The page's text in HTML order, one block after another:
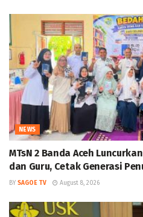
NEWS
MTsN 2 Banda Aceh
dan Guru, Cetak Generasi
BY SAGOE TV August 8, 2026